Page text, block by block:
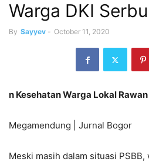
Warga DKI
By Sayyev - October 11, 2020
n Kesehatan Warga Lokal
Megamendung | Jurnal Bogor
Meski masih dalam situasi